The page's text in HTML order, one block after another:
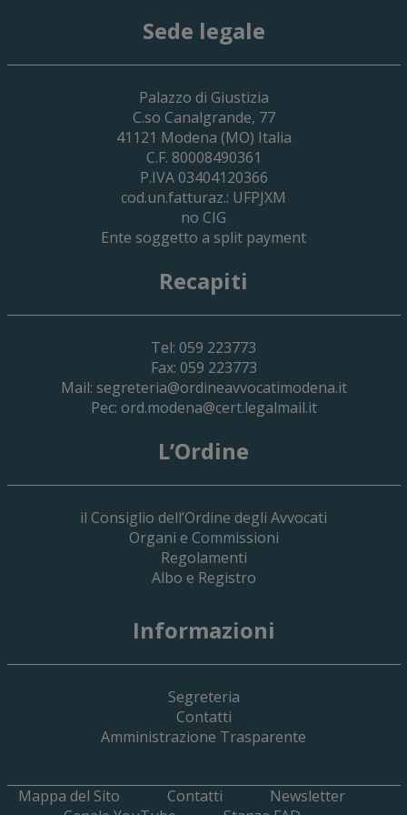
29 Giugno 2026
Cassa Forense – Elezioni Dei Delegati
2030
19 Giugno 2026
Sede legale
Palazzo di Giustizia
C.so Canalgrande, 77
41121 Modena (MO) Italia
C.F. 80008490361
P.IVA 03404120366
cod.un.fatturaz.: UFPJXM
no CIG
Ente soggetto a split payment
Recapiti
Tel: 059 223773
Fax: 059 223773
Mail: segreteria@ordineavvocatimodena.it
Pec: ord.modena@cert.legalmail.it
L’Ordine
il Consiglio dell’Ordine degli Avvocati
Organi e Commissioni
Regolamenti
Albo e Registro
Informazioni
Segreteria
Contatti
Amministrazione Trasparente
Mappa del Sito Contatti
Newsletter